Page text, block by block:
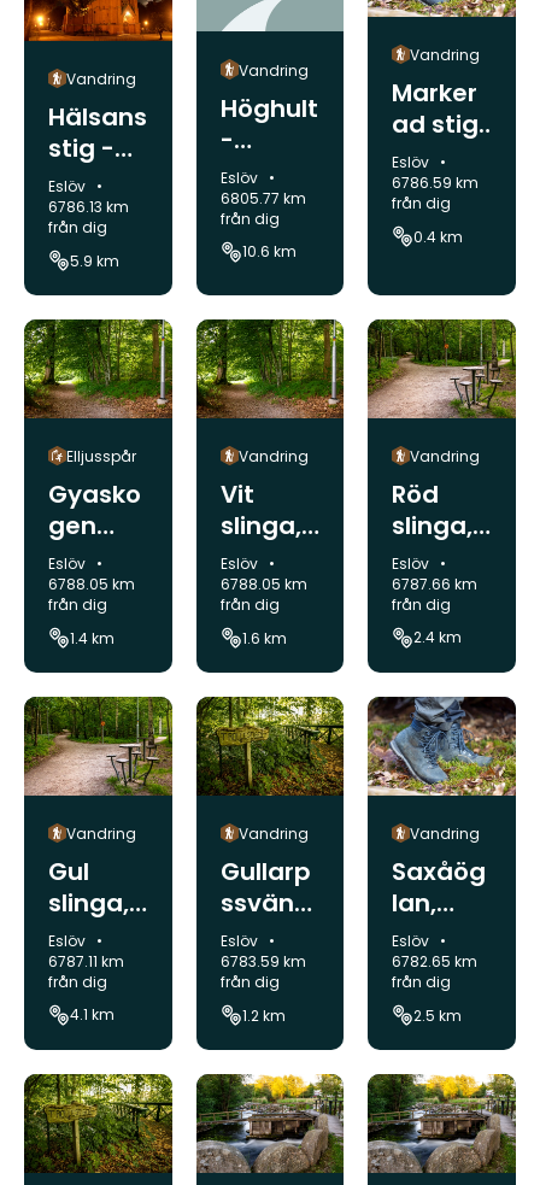
Vandring
Hälsans
stig -
Eslöv
Kommun:
Eslöv
6786.13 km
från dig
5.9 km
Vandring
Höghult
-
Kranke
sjön,
Skånele
den,
Nord till
syd
Kommun:
Eslöv
6805.77 km
från dig
10.6 km
Vandring
Marker
ad stig
genom
reserva
tet
Kommun:
Eslöv
6786.59 km
från dig
0.4 km
Elljusspår
Gyasko
gen
Elljussp
år,
Stehag
Eslöv
Kommun:
Eslöv
6788.05 km
från dig
1.4 km
Vandring
Vit
slinga,
Gyasko
gen
Stehag
Eslöv
Kommun:
Eslöv
6788.05 km
från dig
1.6 km
Vandring
Röd
slinga,
Gyasko
gen
Stehag
Eslöv
Kommun:
Eslöv
6787.66 km
från dig
2.4 km
Vandring
Gul
slinga,
Gyasko
gen
Stehag
Eslöv
Kommun:
Eslöv
6787.11 km
från dig
4.1 km
Vandring
Gullarp
ssväng
en Eslöv
Kommun:
Eslöv
6783.59 km
från dig
1.2 km
Vandring
Saxåög
lan,
Trollen
äs-
Gullarp
Eslöv
Kommun:
Eslöv
6782.65 km
från dig
2.5 km